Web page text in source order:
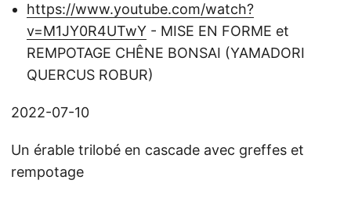
https://www.youtube.com/watch?
v=M1JY0R4UTwY - MISE EN FORME et
REMPOTAGE CHÊNE BONSAI (YAMADORI
QUERCUS ROBUR)
2022-07-10
Un érable trilobé en cascade avec greffes et
rempotage